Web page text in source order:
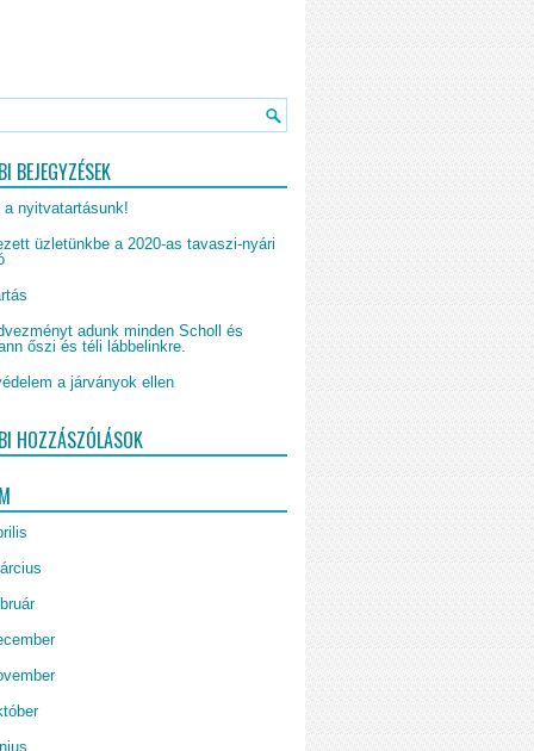
BEJEGYZÉSEK
nyitvatartásunk!
üzletünkbe a 2020-as tavaszi-nyári
adunk minden Scholl és
őszi és téli lábbelinkre.
a járványok ellen
HOZZÁSZÓLÁSOK